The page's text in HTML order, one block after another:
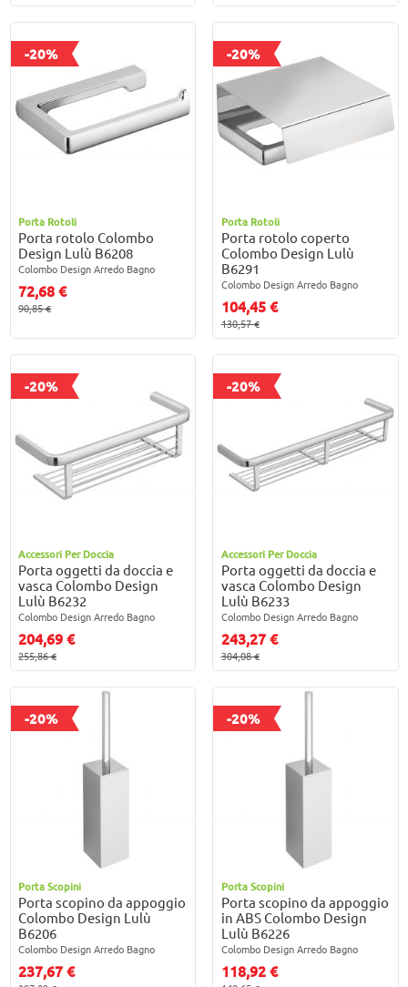
-20%
Porta Rotoli
Porta rotolo Colombo
Design Lulù B6208
Colombo Design Arredo Bagno
72,68 €
90,85 €
-20%
Porta Rotoli
Porta rotolo coperto
Colombo Design Lulù
B6291
Colombo Design Arredo Bagno
104,45 €
130,57 €
-20%
Accessori Per Doccia
Porta oggetti da doccia e
vasca Colombo Design
Lulù B6232
Colombo Design Arredo Bagno
204,69 €
255,86 €
-20%
Accessori Per Doccia
Porta oggetti da doccia e
vasca Colombo Design
Lulù B6233
Colombo Design Arredo Bagno
243,27 €
304,08 €
-20%
Porta Scopini
Porta scopino da appoggio
Colombo Design Lulù
B6206
Colombo Design Arredo Bagno
237,67 €
-20%
Porta Scopini
Porta scopino da appoggio
in ABS Colombo Design
Lulù B6226
Colombo Design Arredo Bagno
118,92 €